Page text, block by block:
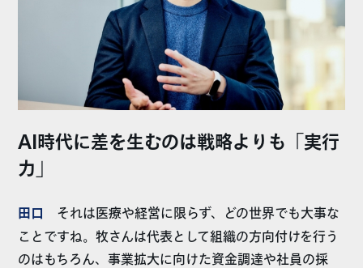
AI時代に差を生むのは戦略よりも「実行
力」
田口 それは医療や経営に限らず、どの世界でも大事な
ことですね。牧さんは代表として組織の方向付けを行う
のはもちろん、事業拡大に向けた資金調達や社員の採